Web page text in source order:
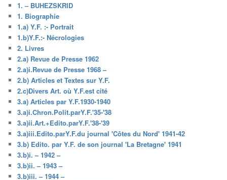
1. – BUHEZSKRID
1. Biographie
1.a) Y.F. :- Portrait
1.b)Y.F.:- Nécrologies
2. Livres
2.a) Revue de Presse 1962
2.a)i.Revue de Presse 1968 –
2.b) Articles et Textes sur Y.F.
2.c)Divers Art. où Y.F.est cité
3.a) Articles par Y.F.1930-1940
3.a)i.Chron.Polit.parY.F.'35-'38
3.a)ii.Art.+Edito.parY.F.'38-'39
3.a)iii.Edito.parY.F.du journal 'Côtes du Nord' 1941-42
3.b) Edito. par Y.F. de son journal 'La Bretagne' 1941
3.b)i. – 1942 –
3.b)ii. – 1943 –
3.b)iii. – 1944 –